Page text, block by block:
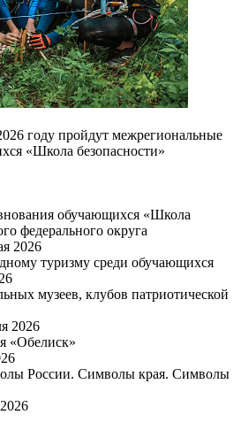
году пройдут межрегиональные
«Школа безопасности»
обучающихся «Школа
федерального округа
2026
туризму среди обучающихся
музеев, клубов патриотической
2026
«Обелиск»
России. Символы края. Символы